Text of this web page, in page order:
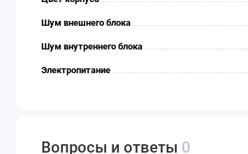
Шум внешнего блока
Шум внутреннего блока
Электропитание
Вопросы и ответы 0